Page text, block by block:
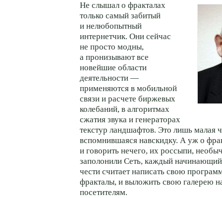
Не слышал о фракталах
только самый забитый
и нелюбопытный
интернетчик. Они сейчас
не просто модны,
а пронизывают все
новейшие области
деятельности —
применяются в мобильной
связи и расчете биржевых
колебаний, в алгоритмах
сжатия звука и генераторах
текстур ландшафтов. Это лишь малая
вспомнившаяся навскидку. А уж о
и говорить нечего, их россыпи,
заполонили Сеть, каждый
чести считает написать свою
фракталы, и выложить свою галерею
посетителям.